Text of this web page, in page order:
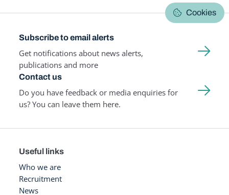
Cookies
Subscribe to email alerts
Get notifications about news alerts,
publications and more
Contact us
Do you have feedback or media enquiries for
us? You can leave them here.
Useful links
Who we are
Recruitment
News